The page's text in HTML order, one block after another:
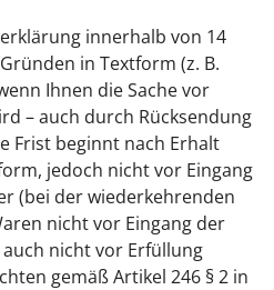
innerhalb von 14
in Textform (z. B.
Ihnen die Sache vor
– auch durch Rücksendung
Frist beginnt nach Erhalt
jedoch nicht vor Eingang
(bei der wiederkehrenden
nicht vor Eingang der
nicht vor Erfüllung
gemäß Artikel 246 § 2 in